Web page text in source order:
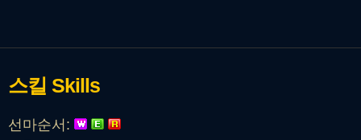
스킬 Skills
선마순서: